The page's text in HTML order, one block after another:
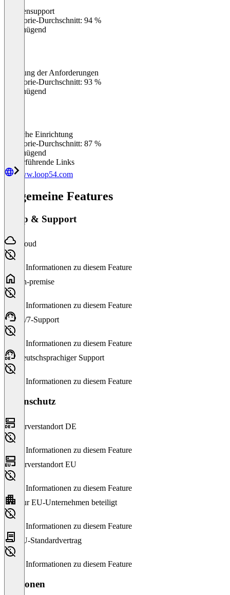
Kundensupport
Kategorie-Durchschnitt: 94 %
Ungenügend
Erfüllung der Anforderungen
Kategorie-Durchschnitt: 93 %
Ungenügend
Einfache Einrichtung
Kategorie-Durchschnitt: 87 %
Ungenügend
Weiterführende Links
www.loop54.com
Allgemeine Features
Setup & Support
Cloud
Keine Informationen zu diesem Feature
On-premise
Keine Informationen zu diesem Feature
24/7-Support
Keine Informationen zu diesem Feature
Deutschsprachiger Support
Keine Informationen zu diesem Feature
Datenschutz
Serverstandort DE
Keine Informationen zu diesem Feature
Serverstandort EU
Keine Informationen zu diesem Feature
Nur EU-Unternehmen beteiligt
Keine Informationen zu diesem Feature
EU-Standardvertrag
Keine Informationen zu diesem Feature
Versionen